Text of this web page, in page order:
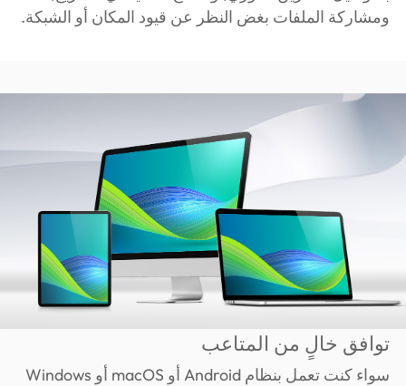
ومشاركة الملفات بغض النظر عن قيود المكان أو الشبكة.
توافق خالٍ من المتاعب
سواء كنت تعمل بنظام Android أو macOS أو Windows